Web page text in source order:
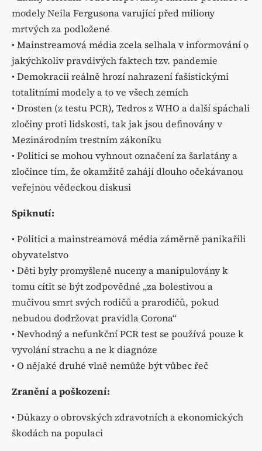
modely Neila Fergusona varující před miliony
mrtvých za podložené
• Mainstreamová média zcela selhala v informování o
jakýchkoliv pravdivých faktech tzv. pandemie
• Demokracii reálně hrozí nahrazení fašistickými
totalitními modely a to ve všech zemích
• Drosten (z testu PCR), Tedros z WHO a další spáchali
zločiny proti lidskosti, tak jak jsou definovány v
Mezinárodním trestním zákoníku
• Politici se mohou vyhnout označení za šarlatány a
zločince tím, že okamžitě zahájí dlouho očekávanou
veřejnou vědeckou diskusi
Spiknutí:
• Politici a mainstreamová média záměrně panikařili
obyvatelstvo
• Děti byly promyšleně nuceny a manipulovány k
tomu cítit se být zodpovědné „za bolestivou a
mučivou smrt svých rodičů a prarodičů, pokud
nebudou dodržovat pravidla Corona“
• Nevhodný a nefunkční PCR test se používá pouze k
vyvolání strachu a ne k diagnóze
• O nějaké druhé vlně nemůže být vůbec řeč
Zranění a poškození:
• Důkazy o obrovských zdravotních a ekonomických
škodách na populaci